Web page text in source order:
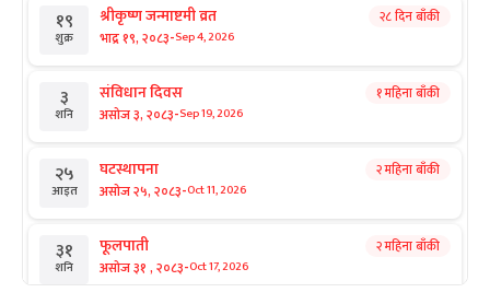
१९
शुक्र
श्रीकृष्ण जन्माष्टमी व्रत
भाद्र १९, २०८३-Sep 4, 2026
२८ दिन बाँकी
३
शनि
संविधान दिवस
असोज ३, २०८३-Sep 19, 2026
१ महिना बाँकी
२५
आइत
घटस्थापना
असोज २५, २०८३-Oct 11, 2026
२ महिना बाँकी
३१
शनि
फूलपाती
असोज ३१ , २०८३-Oct 17, 2026
२ महिना बाँकी